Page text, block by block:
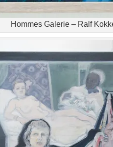
Hommes Galerie – Ralf